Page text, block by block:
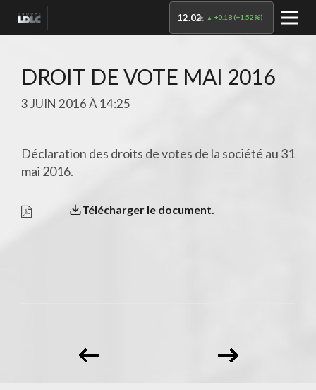
12.02€ +0.18(+1.52%)
DROIT DE VOTE MAI 2016
3 JUIN 2016 À 14:25
Déclaration des droits de votes de la société au 31
mai 2016.
Télécharger le document.